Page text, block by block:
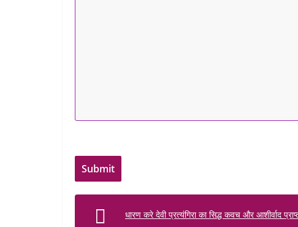
धारण करे देवी प्रत्यंगिरा का सिद्ध कवच और आशीर्वाद